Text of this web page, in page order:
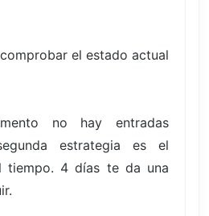
el estado actual
no hay entradas
estrategia es el
tiempo. 4 días te da una